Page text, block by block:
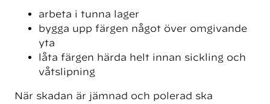
arbeta i tunna lager
bygga upp färgen något över omgivande
yta
låta färgen härda helt innan sickling och
våtslipning
När skadan är jämnad och polerad ska